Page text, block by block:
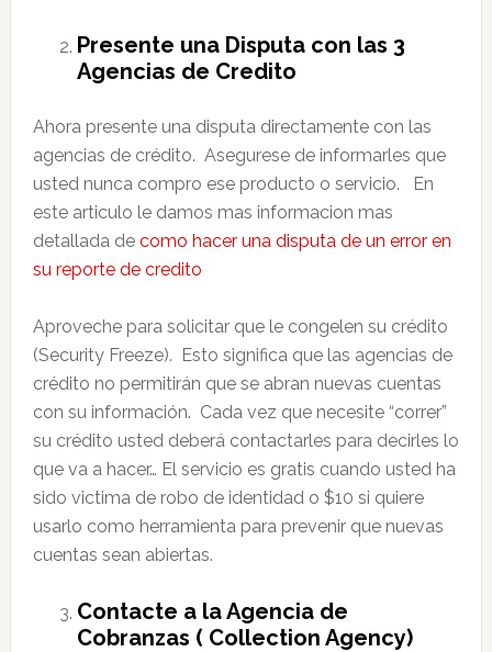
Presente una Disputa con las 3
Agencias de Credito
Ahora presente una disputa directamente con las
agencias de crédito. Asegurese de informarles que
usted nunca compro ese producto o servicio. En
este articulo le damos mas informacion mas
detallada de como hacer una disputa de un error en
su reporte de credito
Aproveche para solicitar que le congelen su crédito
(Security Freeze). Esto significa que las agencias de
crédito no permitirán que se abran nuevas cuentas
con su información. Cada vez que necesite “correr”
su crédito usted deberá contactarles para decirles lo
que va a hacer… El servicio es gratis cuando usted ha
sido victima de robo de identidad o $10 si quiere
usarlo como herramienta para prevenir que nuevas
cuentas sean abiertas.
Contacte a la Agencia de
Cobranzas ( Collection Agency)